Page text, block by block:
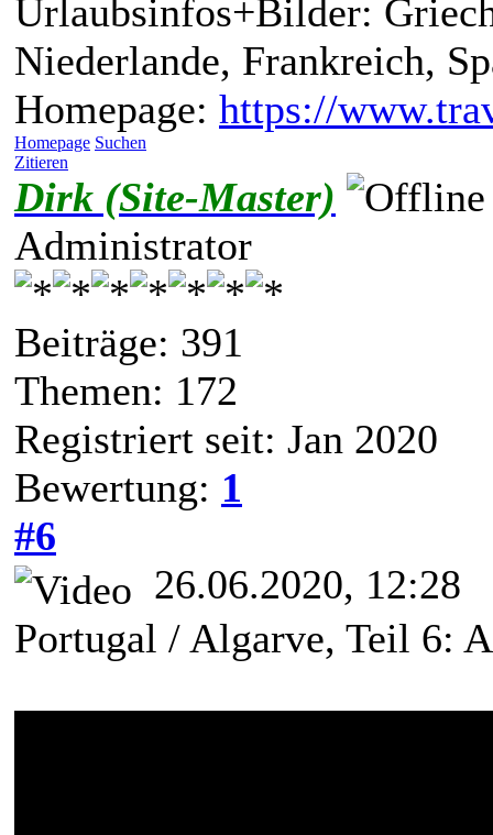
Urlaubsinfos+Bilder:
Niederlande, Frankreich,
Homepage: https://
Homepage Suchen
Zitieren
Dirk (Site-Master)
Administrator
Beiträge: 391
Themen: 172
Registriert seit: Jan 2020
Bewertung: 1
#6
26.06.2020, 12:28
Portugal / Algarve, Teil 6: